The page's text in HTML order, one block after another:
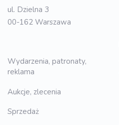
ul. Dzielna 3
00-162 Warszawa
Wydarzenia, patronaty,
reklama
Aukcje, zlecenia
Sprzedaż